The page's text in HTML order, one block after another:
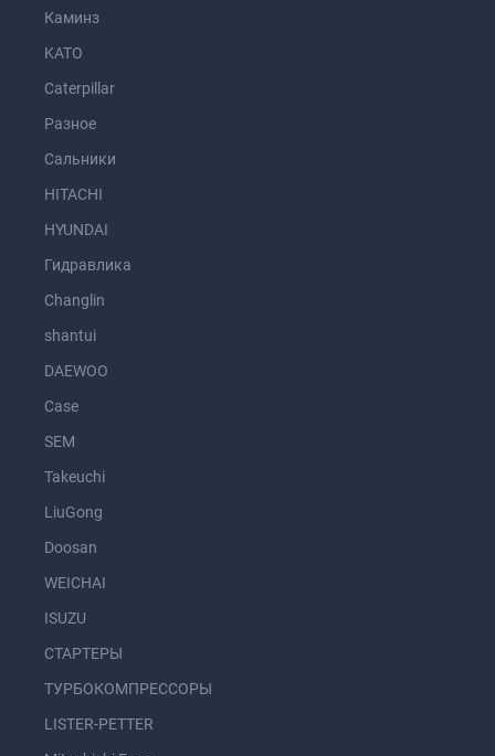
Каминз
KATO
Caterpillar
Разное
Сальники
HITACHI
HYUNDAI
Гидравлика
Changlin
shantui
DAEWOO
Case
SEM
Takeuchi
LiuGong
Doosan
WEICHAI
ISUZU
СТАРТЕРЫ
ТУРБОКОМПРЕССОРЫ
LISTER-PETTER